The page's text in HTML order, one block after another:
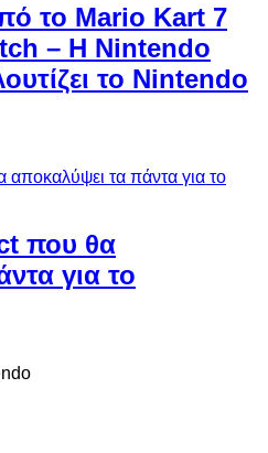
το Mario Kart 7
– Η Nintendo
το Nintendo
που θα
για το